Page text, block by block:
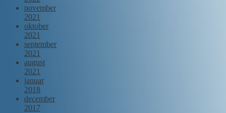
november
2021
oktober
2021
september
2021
august
2021
januar
2018
december
2017